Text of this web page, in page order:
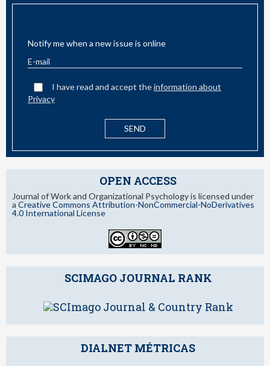
Notify me when a new issue is online
I have read and accept theinformation about
Privacy
OPEN ACCESS
Journal of Work and Organizational Psychology is licensed under
a Creative Commons Attribution-NonCommercial-NoDerivatives
4.0 International License
SCIMAGO JOURNAL RANK
DIALNET MÉTRICAS